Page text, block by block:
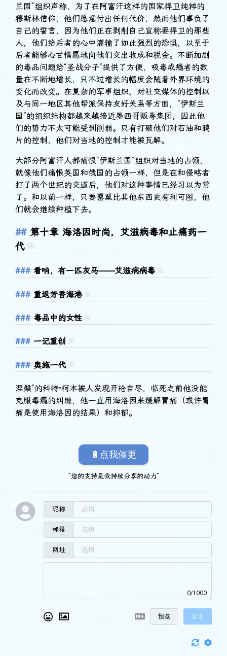
兰国”组织声称，为了在阿富汗这样的国家捍卫纯粹的
穆斯林信仰，他们愿意付出任何代价，然而他们辜负了
自己的誓言，因为他们正在剥削自己宣称要捍卫的那些
人，他们给后者的心中灌输了如此强烈的恐惧，以至于
后者能够心甘情愿地向他们交出收成和税金。不断加剧
的毒品问题给“圣战分子”提供了方便，吸毒成瘾者的数
量在不断地增长，只不过增长的幅度会随着外界环境的
变化而改变。在复杂的军事组织、对社交媒体的控制以
及与同一地区其他帮派保持友好关系等方面，“伊斯兰
国”的组织结构都越来越接近墨西哥贩毒集团，因此他
们的势力不太可能受到削弱。只有打破他们对石油和鸦
片的控制，他们对当地的控制才能被瓦解。
大部分阿富汗人都痛恨“伊斯兰国”组织对当地的占领，
就像他们痛恨英国和俄国的占领一样，但是在和侵略者
打了两个世纪的交道后，他们对这种事情已经习以为常
了。和以前一样，只要罂粟比其他东西更有利可图，他
们就会继续种植下去。
第十章 海洛因时尚，艾滋病毒和止痛药一
代
看呐，有一匹灰马——艾滋病病毒
重返芳香海港
毒品中的女性
一记重创
奥施一代
涅槃”的科特·柯本被人发现开枪自尽，临死之前他没能
克服毒瘾的纠缠，他一直用海洛因来缓解胃痛（或许胃
痛是使用海洛因的结果）和抑郁。
🔋点我催更
“您的支持是我持续分享的动力”
昵称
邮箱
网址
0/1000
预览 发送